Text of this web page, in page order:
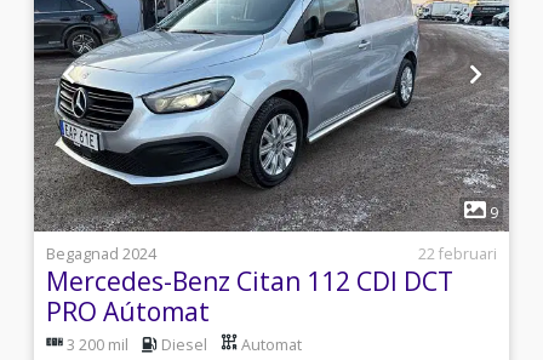
1
9
Begagnad 2024
22 februari
Mercedes-Benz Citan 112 CDI DCT
PRO Aútomat
3 200 mil Diesel Automat